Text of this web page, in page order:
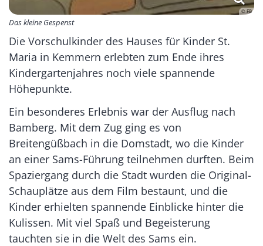
© FB
Das kleine Gespenst
Die Vorschulkinder des Hauses für Kinder St.
Maria in Kemmern erlebten zum Ende ihres
Kindergartenjahres noch viele spannende
Höhepunkte.
Ein besonderes Erlebnis war der Ausflug nach
Bamberg. Mit dem Zug ging es von
Breitengüßbach in die Domstadt, wo die Kinder
an einer Sams-Führung teilnehmen durften. Beim
Spaziergang durch die Stadt wurden die Original-
Schauplätze aus dem Film bestaunt, und die
Kinder erhielten spannende Einblicke hinter die
Kulissen. Mit viel Spaß und Begeisterung
tauchten sie in die Welt des Sams ein.